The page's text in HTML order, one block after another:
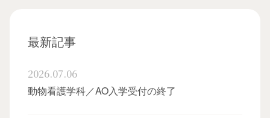
最新記事
2026.07.06
動物看護学科／AO入学受付の終了